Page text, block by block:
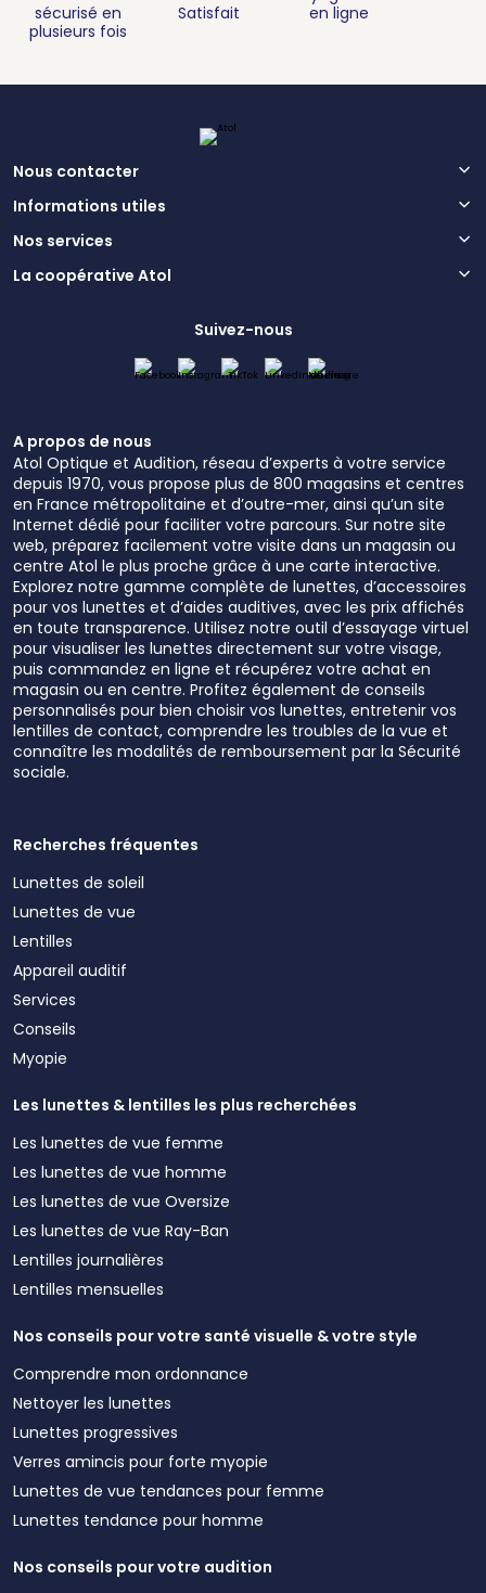
sécurisé en
plusieurs fois
Satisfait
en ligne
Nous contacter
Informations utiles
Nos services
La coopérative Atol
Suivez-nous
A propos de nous
Atol Optique et Audition, réseau d’experts à votre service
depuis 1970, vous propose plus de 800 magasins et centres
en France métropolitaine et d’outre-mer, ainsi qu’un site
Internet dédié pour faciliter votre parcours. Sur notre site
web, préparez facilement votre visite dans un magasin ou
centre Atol le plus proche grâce à une carte interactive.
Explorez notre gamme complète de lunettes, d’accessoires
pour vos lunettes et d’aides auditives, avec les prix affichés
en toute transparence. Utilisez notre outil d’essayage virtuel
pour visualiser les lunettes directement sur votre visage,
puis commandez en ligne et récupérez votre achat en
magasin ou en centre. Profitez également de conseils
personnalisés pour bien choisir vos lunettes, entretenir vos
lentilles de contact, comprendre les troubles de la vue et
connaître les modalités de remboursement par la Sécurité
sociale.
Recherches fréquentes
Lunettes de soleil
Lunettes de vue
Lentilles
Appareil auditif
Services
Conseils
Myopie
Les lunettes & lentilles les plus recherchées
Les lunettes de vue femme
Les lunettes de vue homme
Les lunettes de vue Oversize
Les lunettes de vue Ray-Ban
Lentilles journalières
Lentilles mensuelles
Nos conseils pour votre santé visuelle & votre style
Comprendre mon ordonnance
Nettoyer les lunettes
Lunettes progressives
Verres amincis pour forte myopie
Lunettes de vue tendances pour femme
Lunettes tendance pour homme
Nos conseils pour votre audition